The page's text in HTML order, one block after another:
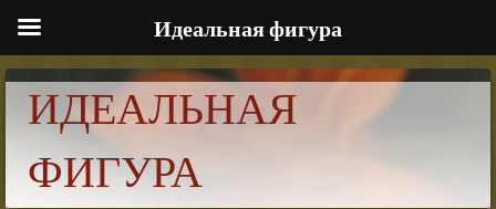
ИДЕАЛЬНАЯ
ФИГУРА
Идеальная фигура